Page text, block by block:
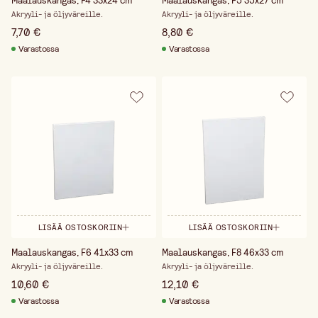
Akryyli- ja öljyväreille.
7,70 €
Varastossa
Akryyli- ja öljyväreille.
8,80 €
Varastossa
LISÄÄ OSTOSKORIIN
Maalauskangas, F6 41x33 cm
Akryyli- ja öljyväreille.
10,60 €
Varastossa
LISÄÄ OSTOSKORIIN
Maalauskangas, F8 46x33 cm
Akryyli- ja öljyväreille.
12,10 €
Varastossa